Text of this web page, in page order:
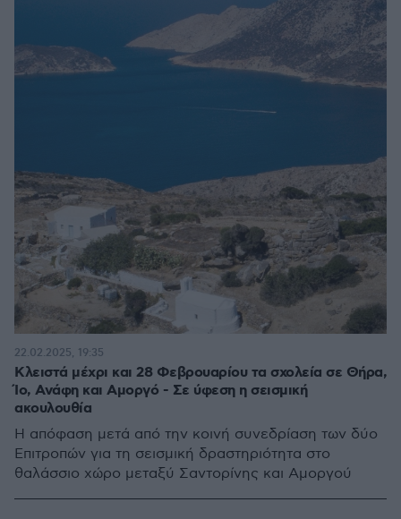
Κλειστά μέχρι και 28 Φεβρουαρίου τα σχολεία σε Θήρα,
Ίο, Ανάφη και Αμοργό - Σε ύφεση η σεισμική
ακουλουθία
Η απόφαση μετά από την κοινή συνεδρίαση των δύο
Επιτροπών για τη σεισμική δραστηριότητα στο
θαλάσσιο χώρο μεταξύ Σαντορίνης και Αμοργού
22.02.2025, 19:35